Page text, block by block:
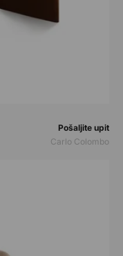
Prodavač:
Pošaljite upit
Carlo Colombo